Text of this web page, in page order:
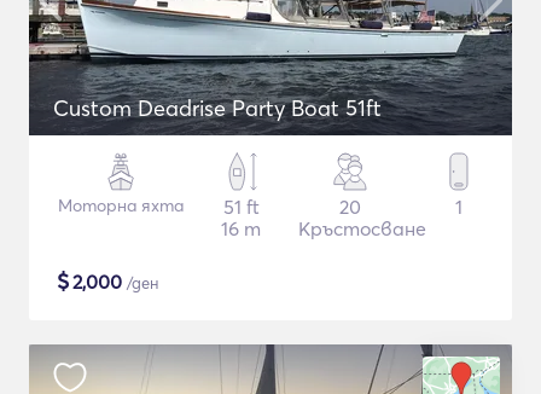
Custom Deadrise Party Boat 51ft
Моторна яхта
51 ft
16 m
20
Кръстосване
1
$2,000 /ден